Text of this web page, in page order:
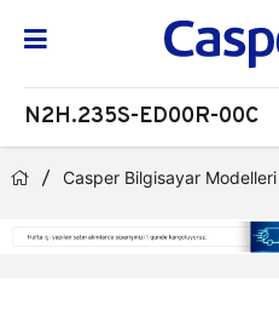
N2H.235S-ED00R-00C
Casper Bilgisayar Modelleri